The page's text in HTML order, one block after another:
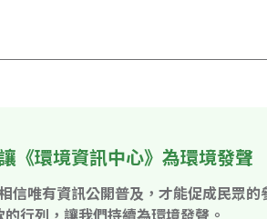
《環境資訊中心》為環境發聲
信唯有資訊公開普及，才能促成民眾的